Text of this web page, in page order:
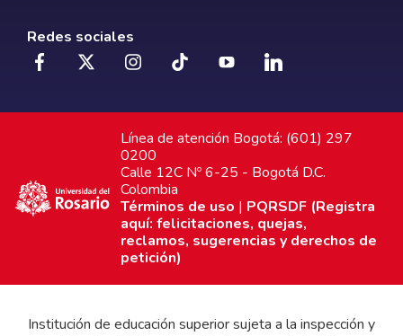
Redes sociales
Línea de atención Bogotá: (601) 297
0200
Calle 12C Nº 6-25 - Bogotá D.C.
Colombia
Términos de uso | PQRSDF (Registra
aquí: felicitaciones, quejas,
reclamos, sugerencias y derechos de
petición)
Institución de educación superior sujeta a la inspección y